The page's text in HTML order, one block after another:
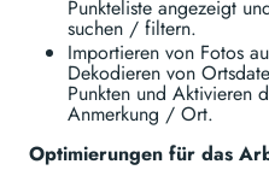
Punkteliste angezeigt
suchen / filtern.
Importieren von Fotos
Dekodieren von
Punkten und Aktivieren
Anmerkung / Ort.
Optimierungen für das